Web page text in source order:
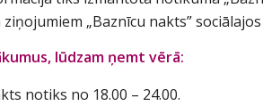
„Baznīcu nakts”
lūdzam ņemt vērā:
notiks no 18.00 – 24.00.